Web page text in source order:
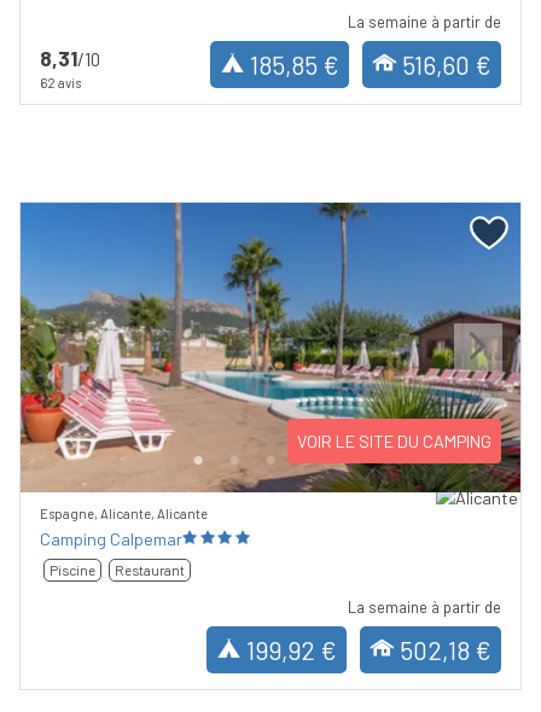
8,31/10
62 avis
La semaine à partir de
185,85 € 516,60 €
Previous Next
VOIR LE SITE DU CAMPING
Espagne, Alicante, Alicante
Camping Calpemar
Piscine Restaurant
La semaine à partir de
199,92 € 502,18 €